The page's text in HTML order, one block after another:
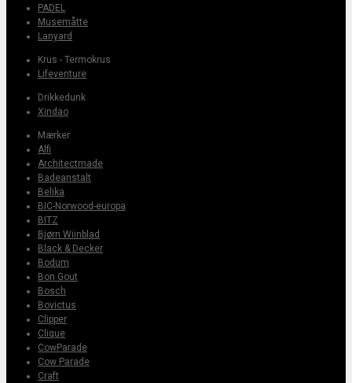
PADEL
Musemåtte
Lanyard
Krus - Termokrus
Lifeventure
Drikkedunk
Xindao
Mærker
Alfi
Architectmade
Badeanstalt
Belika
BIC-Norwood-europa
BITZ
Bjørn Wiinblad
Black & Decker
Bodum
Bon Gout
Bosch
Bovictus
Clipper
Clique
CowParade
Cow Parade
Craft